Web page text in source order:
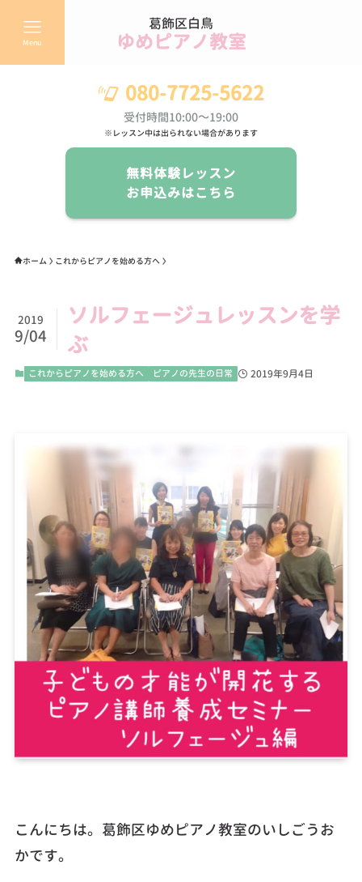
葛飾区白鳥
ゆめピアノ教室
Menu
080-7725-5622
受付時間10:00～19:00
※レッスン中は出られない場合があります
無料体験レッスン
お申込みはこちら
ホーム これからピアノを始める方へ
ソルフェージュレッスンを学
ぶ
2019
9/04
これからピアノを始める方へ ピアノの先生の日常 2019年9月4日
こんにちは。葛飾区ゆめピアノ教室のいしごうお
かです。